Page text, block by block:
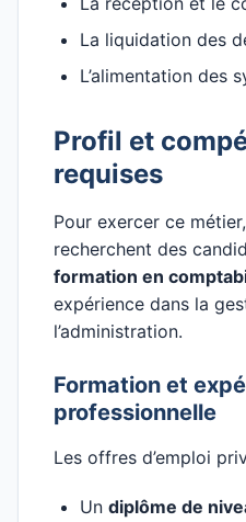
La liquidation des
L’alimentation des
Profil et
requises
Pour exercer ce
recherchent des
formation en
expérience dans la
l’administration.
Formation et
professionnelle
Les offres d’emploi
Un diplôme de